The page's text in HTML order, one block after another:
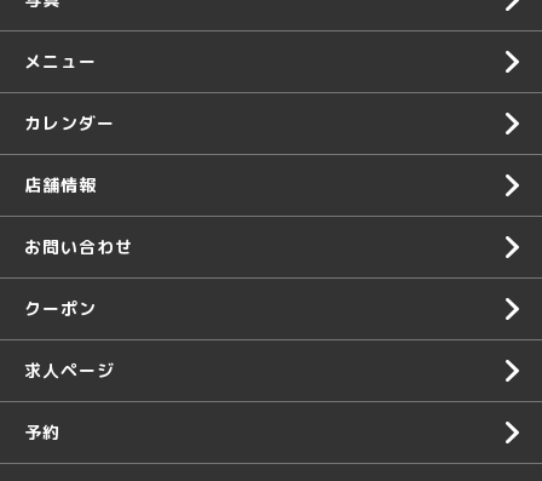
メニュー
カレンダー
店舗情報
お問い合わせ
クーポン
求人ページ
予約